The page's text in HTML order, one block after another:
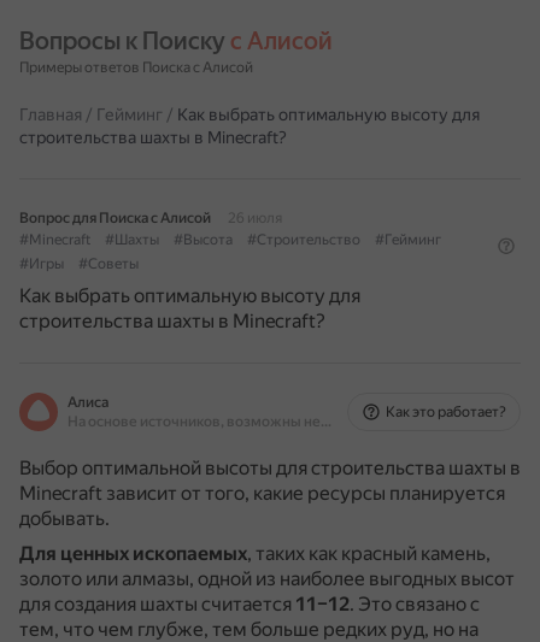
Вопросы к Поиску с Алисой
Примеры ответов Поиска с Алисой
Главная / Гейминг / Как выбрать оптимальную высоту для
строительства шахты в Minecraft?
Вопрос для Поиска с Алисой
26 июля
#Minecraft
#Шахты #Высота #Строительство
#Гейминг
#Игры
#Советы
Как выбрать оптимальную высоту для
строительства шахты в Minecraft?
Алиса
На основе источников, возможны неточности
Как это работает?
Выбор оптимальной высоты для строительства шахты в
Minecraft зависит от того, какие ресурсы планируется
добывать.
Для ценных ископаемых, таких как красный камень,
золото или алмазы, одной из наиболее выгодных высот
для создания шахты считается 11–12. Это связано с
тем, что чем глубже, тем больше редких руд, но на